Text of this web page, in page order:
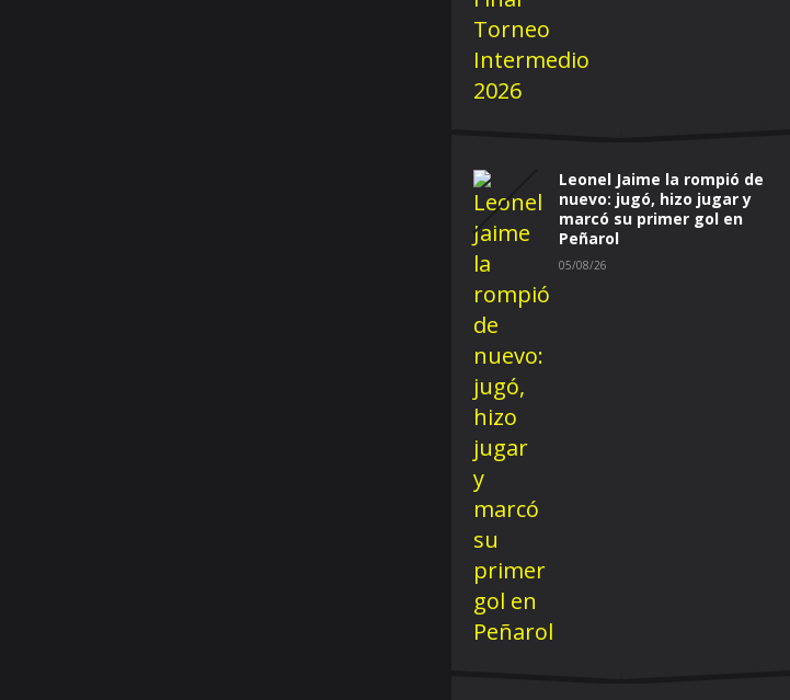
Leonel Jaime la rompió de
nuevo: jugó, hizo jugar y
marcó su primer gol en
Peñarol
05/08/26